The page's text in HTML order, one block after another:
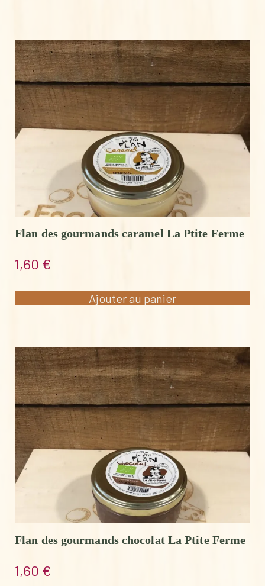
Flan des gourmands caramel La Ptite Ferme
1,60 €
Ajouter au panier
Flan des gourmands chocolat La Ptite Ferme
1,60 €